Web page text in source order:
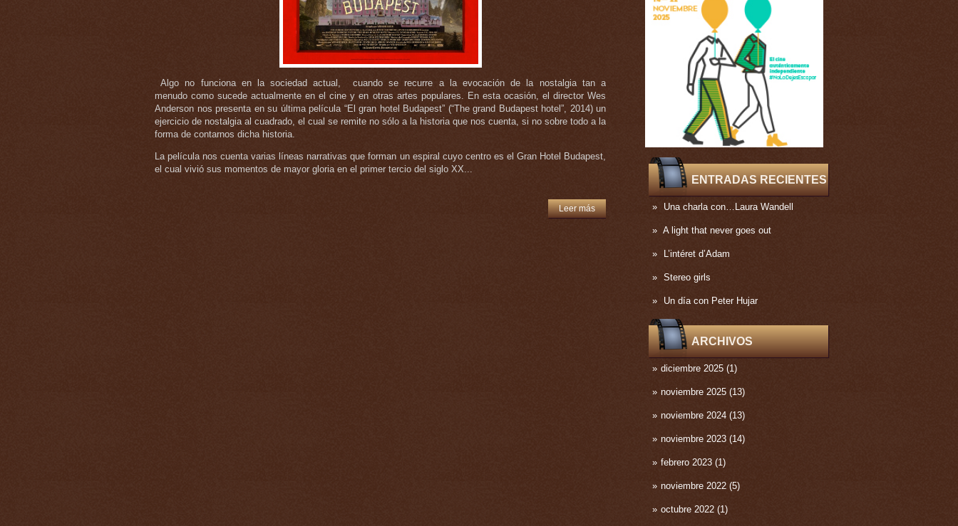
ENTRADAS RECIENTES
Una charla con…Laura Wandell
A light that never goes out
L’intéret d’Adam
Stereo girls
Un día con Peter Hujar
ARCHIVOS
diciembre 2025 (1)
noviembre 2025 (13)
noviembre 2024 (13)
noviembre 2023 (14)
febrero 2023 (1)
noviembre 2022 (5)
octubre 2022 (1)
Algo no funciona en la sociedad actual, cuando se recurre a la evocación de la nostalgia tan a
menudo como sucede actualmente en el cine y en otras artes populares. En esta ocasión, el director Wes
Anderson nos presenta en su última película “El gran hotel Budapest” (“The grand Budapest hotel”, 2014) un
ejercicio de nostalgia al cuadrado, el cual se remite no sólo a la historia que nos cuenta, si no sobre todo a la
forma de contarnos dicha historia.
La película nos cuenta varias líneas narrativas que forman un espiral cuyo centro es el Gran Hotel Budapest,
el cual vivió sus momentos de mayor gloria en el primer tercio del siglo XX...
Leer más